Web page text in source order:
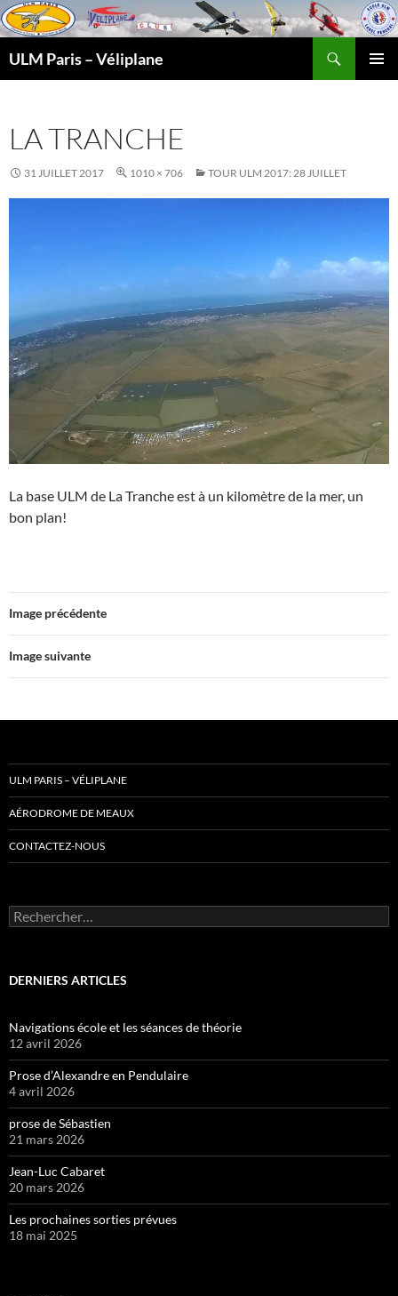
ULM Paris – Véliplane
LA TRANCHE
31 JUILLET 2017 1010 × 706 TOUR ULM 2017: 28 JUILLET
La base ULM de La Tranche est à un kilomètre de la mer, un
bon plan!
Image précédente
Image suivante
ULM PARIS – VÉLIPLANE
AÉRODROME DE MEAUX
CONTACTEZ-NOUS
Rechercher :
DERNIERS ARTICLES
Navigations école et les séances de théorie
12 avril 2026
Prose d’Alexandre en Pendulaire
4 avril 2026
prose de Sébastien
21 mars 2026
Jean-Luc Cabaret
20 mars 2026
Les prochaines sorties prévues
18 mai 2025